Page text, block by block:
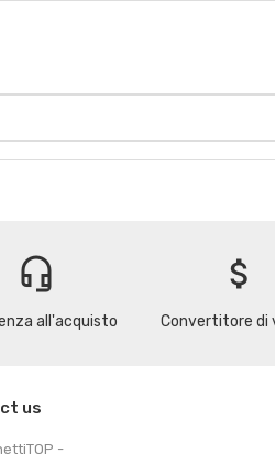
headset_mic
all'acquisto
attach_money
Convertitore di
us
-